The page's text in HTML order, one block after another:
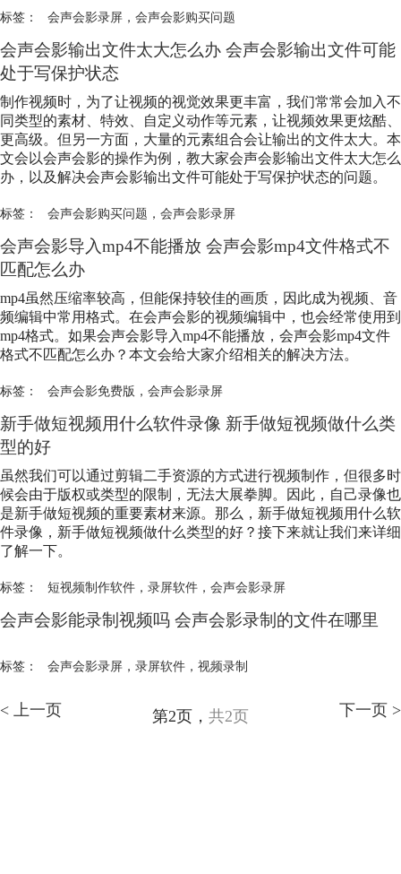
标签： 会声会影录屏， 会声会影购买问题
会声会影输出文件太大怎么办 会声会影输出文件可能
处于写保护状态
制作视频时，为了让视频的视觉效果更丰富，我们常常会加入不
同类型的素材、特效、自定义动作等元素，让视频效果更炫酷、
更高级。但另一方面，大量的元素组合会让输出的文件太大。本
文会以会声会影的操作为例，教大家会声会影输出文件太大怎么
办，以及解决会声会影输出文件可能处于写保护状态的问题。
标签： 会声会影购买问题 ， 会声会影录屏
会声会影导入mp4不能播放 会声会影mp4文件格式不
匹配怎么办
mp4虽然压缩率较高，但能保持较佳的画质，因此成为视频、音
频编辑中常用格式。在会声会影的视频编辑中，也会经常使用到
mp4格式。如果会声会影导入mp4不能播放，会声会影mp4文件
格式不匹配怎么办？本文会给大家介绍相关的解决方法。
标签： 会声会影免费版 ， 会声会影录屏
新手做短视频用什么软件录像 新手做短视频做什么类
型的好
虽然我们可以通过剪辑二手资源的方式进行视频制作，但很多时
候会由于版权或类型的限制，无法大展拳脚。因此，自己录像也
是新手做短视频的重要素材来源。那么，新手做短视频用什么软
件录像，新手做短视频做什么类型的好？接下来就让我们来详细
了解一下。
标签： 短视频制作软件， 录屏软件， 会声会影录屏
会声会影能录制视频吗 会声会影录制的文件在哪里
标签： 会声会影录屏， 录屏软件， 视频录制
< 上一页 第2页， 共2页 下一页 >